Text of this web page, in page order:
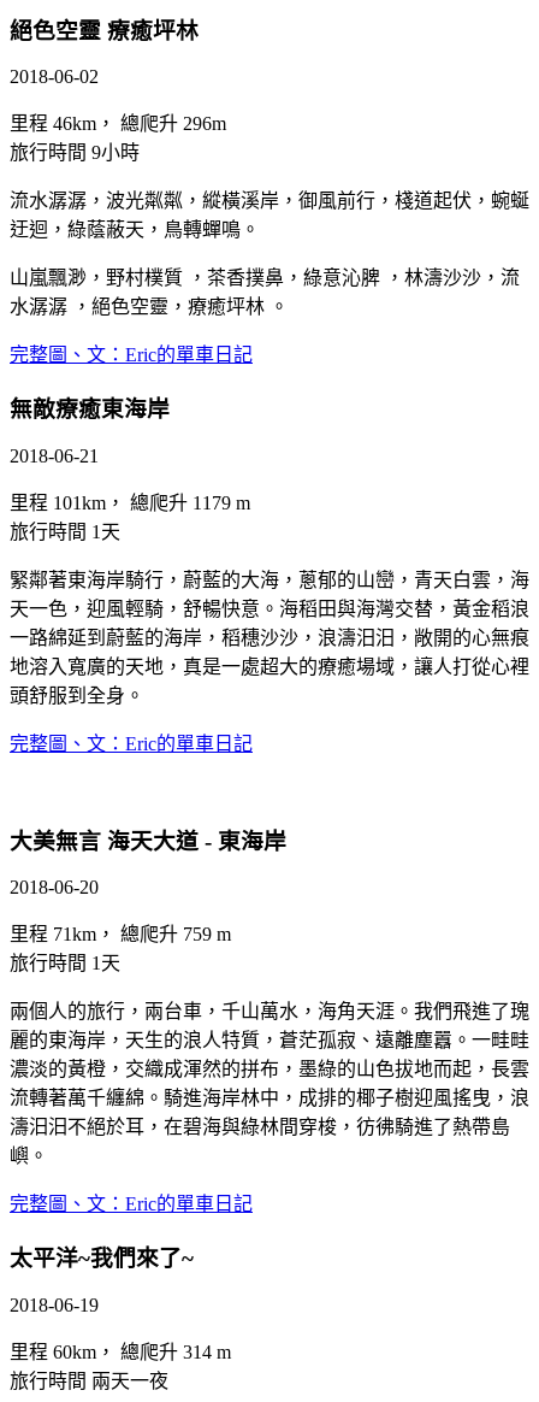
絕色空靈 療癒坪林
2018-06-02
里程 46km， 總爬升 296m
旅行時間 9小時
流水潺潺，波光粼粼，縱橫溪岸，御風前行，棧道起伏，蜿蜒
迂迴，綠蔭蔽天，鳥轉蟬鳴。
山嵐飄渺，野村樸質 ，茶香撲鼻，綠意沁脾 ，林濤沙沙，流
水潺潺 ，絕色空靈，療癒坪林 。
完整圖、文：Eric的單車日記
無敵療癒東海岸
2018-06-21
里程 101km， 總爬升 1179 m
旅行時間 1天
緊鄰著東海岸騎行，蔚藍的大海，蔥郁的山巒，青天白雲，海
天一色，迎風輕騎，舒暢快意。海稻田與海灣交替，黃金稻浪
一路綿延到蔚藍的海岸，稻穗沙沙，浪濤汨汨，敞開的心無痕
地溶入寬廣的天地，真是一處超大的療癒場域，讓人打從心裡
頭舒服到全身。
完整圖、文：Eric的單車日記
大美無言 海天大道 - 東海岸
2018-06-20
里程 71km， 總爬升 759 m
旅行時間 1天
兩個人的旅行，兩台車，千山萬水，海角天涯。我們飛進了瑰
麗的東海岸，天生的浪人特質，蒼茫孤寂、遠離塵囂。一畦畦
濃淡的黃橙，交織成渾然的拼布，墨綠的山色拔地而起，長雲
流轉著萬千纏綿。騎進海岸林中，成排的椰子樹迎風搖曳，浪
濤汩汩不絕於耳，在碧海與綠林間穿梭，彷彿騎進了熱帶島
嶼。
完整圖、文：Eric的單車日記
太平洋~我們來了~
2018-06-19
里程 60km， 總爬升 314 m
旅行時間 兩天一夜